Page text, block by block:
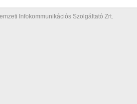
Infokommunikációs Szolgáltató Zrt.